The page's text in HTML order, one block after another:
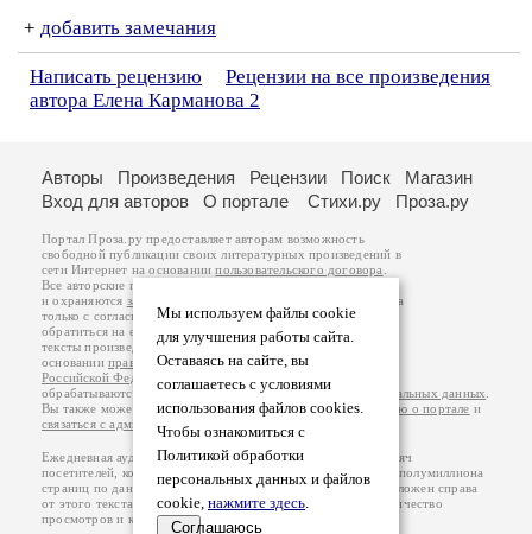
+ добавить замечания
Написать рецензию
Рецензии на все произведения
автора Елена Карманова 2
Мы используем файлы cookie
для улучшения работы сайта.
Оставаясь на сайте, вы
соглашаетесь с условиями
использования файлов cookies.
Чтобы ознакомиться с
Политикой обработки
персональных данных и файлов
cookie, нажмите здесь.
Соглашаюсь
Авторы Произведения Рецензии Поиск
Магазин
Вход для авторов
О портале Стихи.ру Проза.ру
Портал Проза.ру предоставляет авторам возможность
свободной публикации своих литературных произведений в
сети Интернет на основаниипользовательского договора
Все авторские права на произведения принадлежат авторам
и охраняются законом
. Перепечатка произведений возможна
только с согласия его автора, к которому вы можете
обратиться на его авторской странице. Ответственность за
тексты произведений авторы несут самостоятельно на
основанииправил публикацииизаконодательства
Российской Федерации
обрабатываются на основанииПолитики обработки персональных данных
Вы также можете посмотреть более подробнуюинформацию о портале и
связаться с администрацией
Ежедневная аудитория портала Проза.ру – порядка 100 тысяч
посетителей, которые в общей сумме просматривают более полумиллиона
страниц по данным счетчика посещаемости, который расположен справа
от этого текста. В каждой графе указано по две цифры: количество
просмотров и количество посетителей.